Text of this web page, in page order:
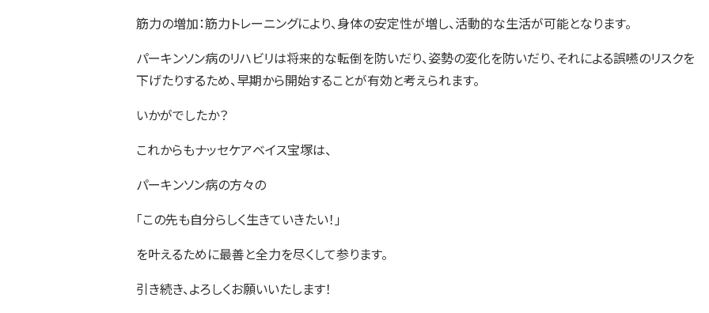
筋力の増加：筋力トレーニングにより、身体の安定性が増し、活動的な生活が可能となります。
パーキンソン病のリハビリは将来的な転倒を防いだり、姿勢の変化を防いだり、それによる誤嚥のリスクを
下げたりするため、早期から開始することが有効と考えられます。
いかがでしたか？
これからもナッセケアベイス宝塚は、
パーキンソン病の方々の
｢この先も自分らしく生きていきたい！｣
を叶えるために最善と全力を尽くして参ります。
引き続き、よろしくお願いいたします！